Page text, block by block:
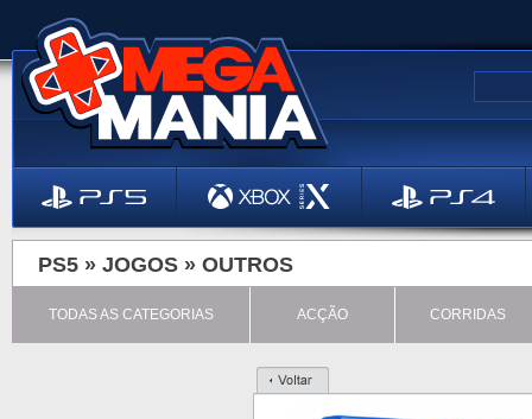
PS5 » JOGOS » OUTROS
TODAS AS CATEGORIAS ACÇÃO CORRIDAS